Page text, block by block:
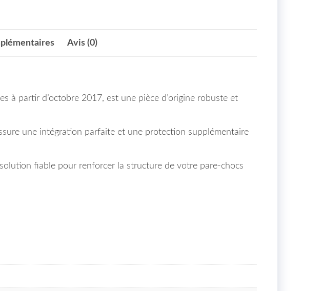
Avis (0)
à partir d’octobre 2017, est une pièce d’origine robuste et
une intégration parfaite et une protection supplémentaire
fiable pour renforcer la structure de votre pare-chocs